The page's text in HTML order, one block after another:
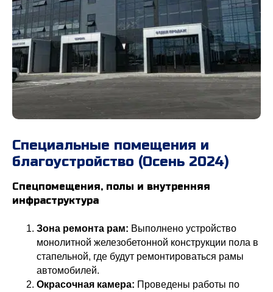
Специальные помещения и
благоустройство (Осень 2024)
Спецпомещения, полы и внутренняя
инфраструктура
Зона ремонта рам: Выполнено устройство
монолитной железобетонной конструкции пола в
стапельной, где будут ремонтироваться рамы
автомобилей.
Окрасочная камера: Проведены работы по